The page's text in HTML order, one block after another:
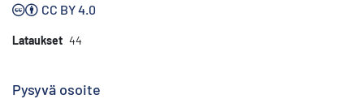
CC BY 4.0
Lataukset 44
Pysyvä osoite